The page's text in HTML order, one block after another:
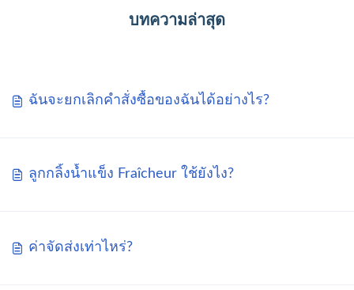
บทความล่าสุด
ฉันจะยกเลิกคำสั่งซื้อของฉันได้อย่างไร?
ลูกกลิ้งน้ำแข็ง Fraîcheur ใช้ยังไง?
ค่าจัดส่งเท่าไหร่?